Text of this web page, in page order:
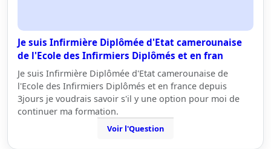
Je suis Infirmière Diplômée d'Etat camerounaise
de l'Ecole des Infirmiers Diplômés et en fran
Je suis Infirmière Diplômée d'Etat camerounaise de
l'Ecole des Infirmiers Diplômés et en france depuis
3jours je voudrais savoir s'il y une option pour moi de
continuer ma formation.
Voir l'Question